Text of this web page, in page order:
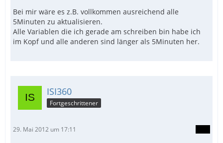
Bei mir wäre es z.B. vollkommen ausreichend alle
5Minuten zu aktualisieren.
Alle Variablen die ich gerade am schreiben bin habe ich
im Kopf und alle anderen sind länger als 5Minuten her.
ISI360
Fortgeschrittener
29. Mai 2012 um 17:11